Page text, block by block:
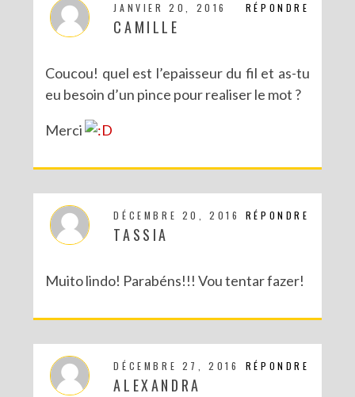
RÉPONDRE
JANVIER 20, 2016
CAMILLE
Coucou! quel est l’epaisseur du fil et as-tu
eu besoin d’un pince pour realiser le mot ?
Merci
RÉPONDRE
DÉCEMBRE 20, 2016
TASSIA
Muito lindo! Parabéns!!! Vou tentar fazer!
RÉPONDRE
DÉCEMBRE 27, 2016
ALEXANDRA